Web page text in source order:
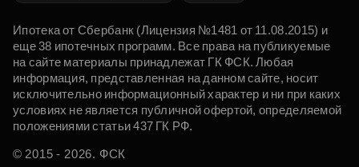
Ипотека от Сбербанк (Лицензия №1481 от 11.08.2015) и
еще 38 ипотечных программ. Все права на публикуемые
на сайте материалы принадлежат ГК ФСК. Любая
информация, представленная на данном сайте, носит
исключительно информационный характер и ни при каких
условиях не является публичной офертой, определяемой
положениями статьи 437 ГК РФ.
© 2015 - 2026. ФСК